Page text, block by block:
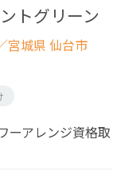
トグリーン
宮城県 仙台市
ーアレンジ資格取